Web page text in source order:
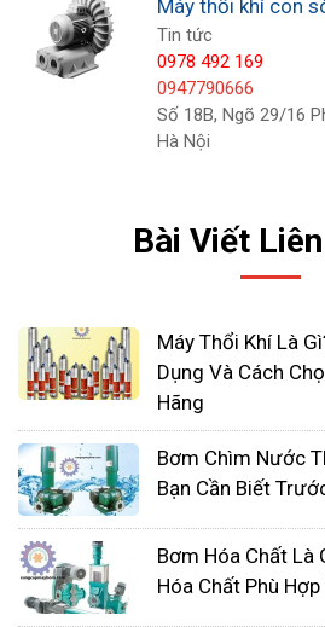
tạo ra.
Bên cạnh đó, nhằm phân phối,
những vị trí thiếu khí, máy thổi
với đĩa phân phối khí. Với sự
hiệu quả sử dụng cao cho
con sò công suất
Thân máy được làm bằng hợp
chống gỉ sét, đồng thời hệ
nhiệt thiết kế hợp lý giúp cho
không bị nóng trong quá trình
động cơ và hệ thống cung cấp
tốt trong mọi điều kiện.
Tạo ra được một lượng khí rất
Máy thổi khí con
Tin tức
0978 492 169
0947790666
Số 18B, Ngõ 29/16
Hà Nội
Bài Viết
Máy Thổi Khí Là
Dụng Và Cách
Hãng
Bơm Chìm Nước
Bạn Cần Biết
Bơm Hóa Chất Là
Hóa Chất Phù